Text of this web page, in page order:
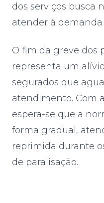
dos serviços busca
atender à
O fim da greve dos
representa um
segurados que
atendimento. Com
espera-se que a
forma gradual,
reprimida durante
de paralisação.